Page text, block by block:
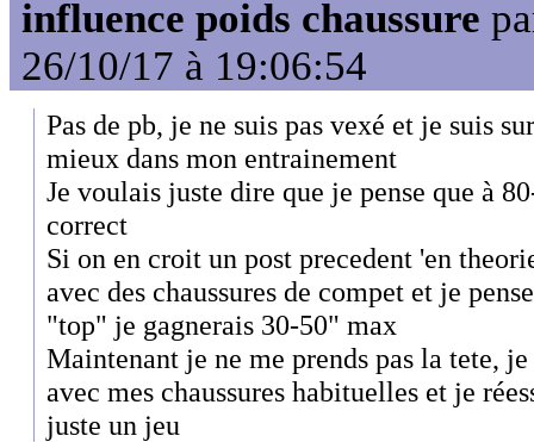
influence poids chaussure
26/10/17 à 19:06:54
Pas de pb, je ne suis pas vexé et je suis
mieux dans mon entrainement
Je voulais juste dire que je pense que à
correct
Si on en croit un post precedent 'en
avec des chaussures de compet et je
"top" je gagnerais 30-50" max
Maintenant je ne me prends pas la tete,
avec mes chaussures habituelles et je
juste un jeu